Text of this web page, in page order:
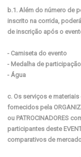
b.1. Além do número de
inscrito na corrida,
de inscrição após o
- Camiseta do evento
- Medalha de
- Água
c. Os serviços e
fornecidos pela
ou PATROCINADORES
participantes deste
comparativos de